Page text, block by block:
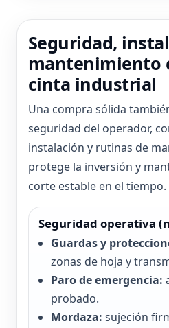
Seguridad,
mantenimiento
cinta industrial
Una compra sólida
seguridad del operador,
instalación y rutinas de
protege la inversión y
corte estable en el tiempo.
Seguridad operativa
Guardas y
zonas de hoja y
Paro de emergencia:
probado.
Mordaza: sujeción